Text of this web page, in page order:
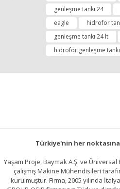
genleşme tankı 24
eagle
hidrofor
genleşme tankı 24 lt
hidrofor genleşme
Türkiye'nin her
Yaşam Proje, Baymak A.Ş. ve
çalışmış Makine Mühendisileri
kurulmuştur. Firma, 2005 yılında